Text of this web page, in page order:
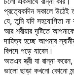
প্রত্যেকদিন সকালে উঠেই
যে, তুমি যদি সহযোগিতা
আর শরীয়ার দৃষ্টিতে
দায়িত্ব হচ্ছে আপনার
বিপদে পড়ে যাবেন।
অতএব স্ত্রী যা রান্না
ভালো ছাড়া কখনো কোনো